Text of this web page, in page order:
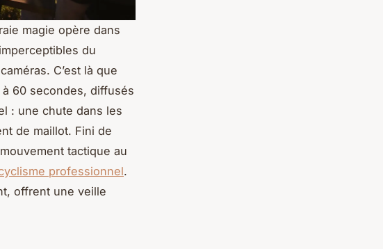
magie opère dans
du
C’est là que
60 secondes, diffusés
: une chute dans les
de maillot. Fini de
tactique au
professionnel.
offrent une veille